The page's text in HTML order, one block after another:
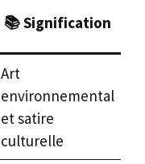
📚Signification
Art
environnemental
et satire
culturelle